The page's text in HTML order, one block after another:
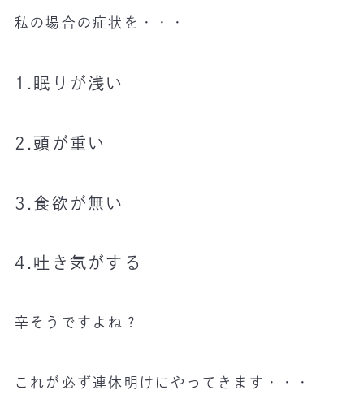
私の場合の症状を・・・
1.眠りが浅い
2.頭が重い
3.食欲が無い
4.吐き気がする
辛そうですよね？
これが必ず連休明けにやってきます・・・